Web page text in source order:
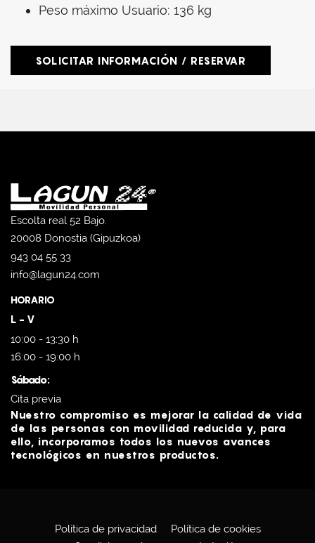
Peso máximo Usuario: 136 kg
SOLICITAR INFORMACIÓN / RESERVAR
Escolta real 52 Bajo.
20008 Donostia (Gipuzkoa)
943 04 55 33
info@lagun24.com
HORARIO
L - V
10:00 - 13:30 h
16:00 - 19:00 h
Sábado:
Cita previa
Nuestro compromiso es mejorar la calidad de vida
de las personas con movilidad reducida y, para
ello, incorporamos todos los nuevos avances
tecnológicos en nuestros productos.
Política de privacidad
Política de cookies